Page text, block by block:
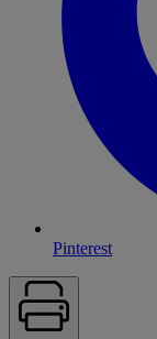
Pinterest